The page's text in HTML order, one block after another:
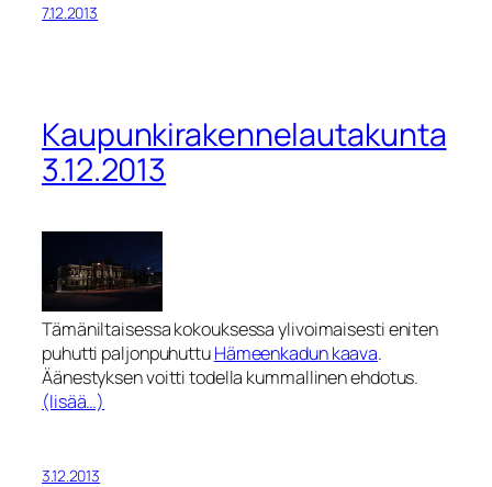
7.12.2013
Kaupunkirakennelautakunta
3.12.2013
Tämäniltaisessa kokouksessa ylivoimaisesti eniten
puhutti paljonpuhuttuHämeenkadun kaava.
Äänestyksen voitti todella kummallinen ehdotus.
(lisää…)
3.12.2013